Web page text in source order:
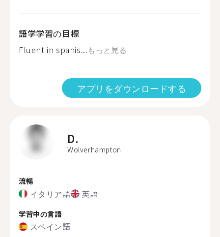
語学学習の目標
Fluent in spanis...もっと見る
アプリをダウンロードする
D.
Wolverhampton
流暢
イタリア語 英語
学習中の言語
スペイン語